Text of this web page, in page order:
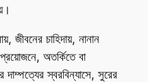
জীবনের চাহিদায়, নানান
অতর্কিতে বা
স্বরবিন্যাসে, সুরের